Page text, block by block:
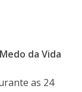
Medo da Vida
as 24